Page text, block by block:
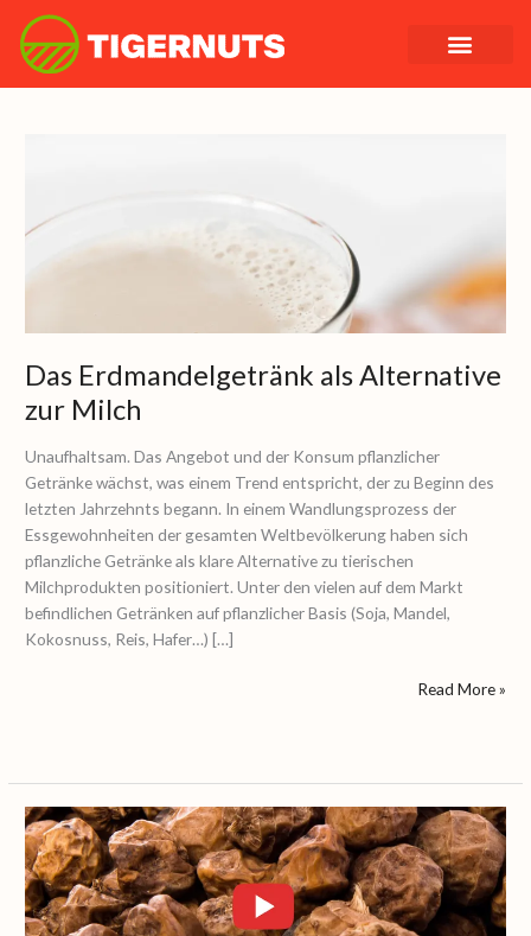
Inhalt
springen
Das Erdmandelgetränk als Alternative
zur Milch
Unaufhaltsam. Das Angebot und der Konsum pflanzlicher
Getränke wächst, was einem Trend entspricht, der zu Beginn des
letzten Jahrzehnts begann. In einem Wandlungsprozess der
Essgewohnheiten der gesamten Weltbevölkerung haben sich
pflanzliche Getränke als klare Alternative zu tierischen
Milchprodukten positioniert. Unter den vielen auf dem Markt
befindlichen Getränken auf pflanzlicher Basis (Soja, Mandel,
Kokosnuss, Reis, Hafer…) […]
Milch
Read More »
Because
we
are
Tigernuts
(ein